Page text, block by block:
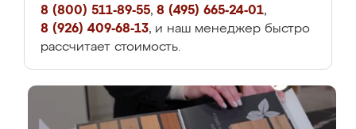
8 (800) 511-89-55, 8 (495) 665-24-01,
8 (926) 409-68-13, и наш менеджер быстро
рассчитает стоимость.